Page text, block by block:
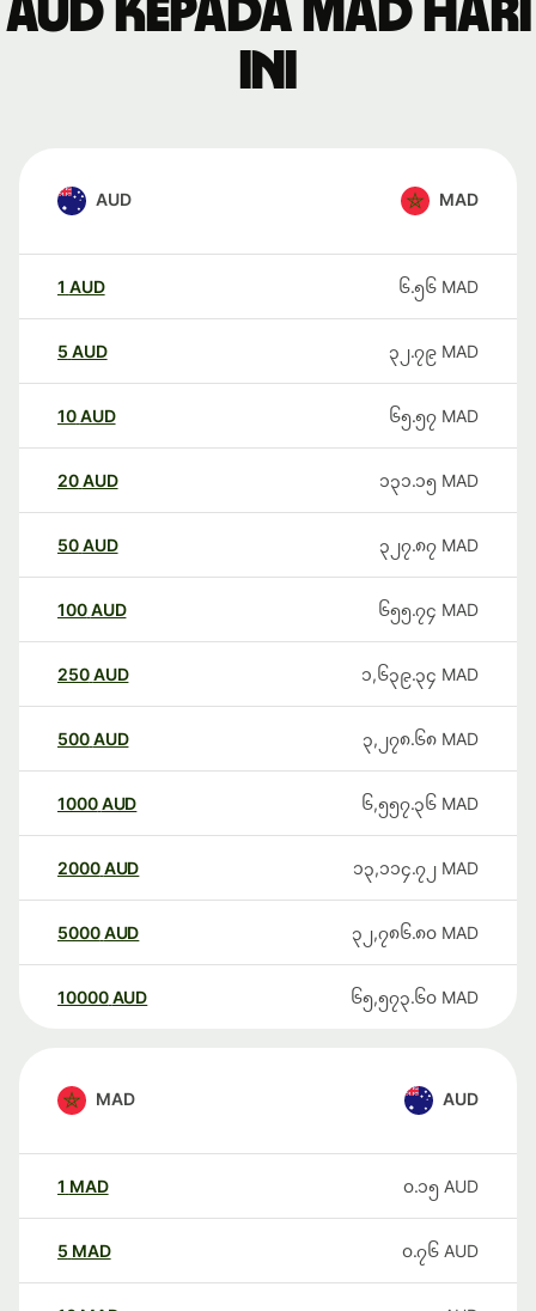
AUD kepada MAD hari
ini
AUD MAD
1 AUD ၆.၅၆ MAD
5 AUD ၃၂.၇၉ MAD
10AUD ၆၅.၅၇ MAD
20AUD ၁၃၁.၁၅ MAD
50AUD ၃၂၇.၈၇ MAD
100AUD ၆၅၅.၇၄ MAD
250AUD ၁,၆၃၉.၃၄ MAD
500AUD ၃,၂၇၈.၆၈ MAD
1000AUD ၆,၅၅၇.၃၆ MAD
2000AUD ၁၃,၁၁၄.၇၂ MAD
5000AUD ၃၂,၇၈၆.၈၀ MAD
10000 AUD ၆၅,၅၇၃.၆၀ MAD
MAD AUD
1 MAD ၀.၁၅ AUD
5 MAD ၀.၇၆ AUD